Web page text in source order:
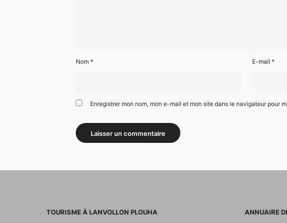
Nom * E-mail *
Enregistrer mon nom, mon e-mail et mon site dans le navigateur pour
TOURISME À LANVOLLON PLOUHA ANNUAIRE